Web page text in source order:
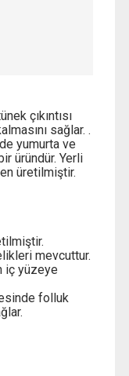
çıkıntısı
sağlar. .
yumurta ve
üründür. Yerli
üretilmiştir.
mevcuttur.
iç yüzeye
folluk